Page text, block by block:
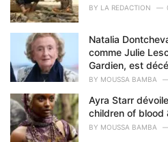
BY LA REDACTION
Natalia
comme Julie
Gardien, est
BY MOUSSA BAMBA
Ayra Starr
children of blood
BY MOUSSA BAMBA